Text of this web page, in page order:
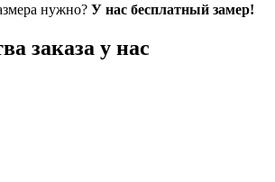
нужно? У нас бесплатный замер!
заказа у нас